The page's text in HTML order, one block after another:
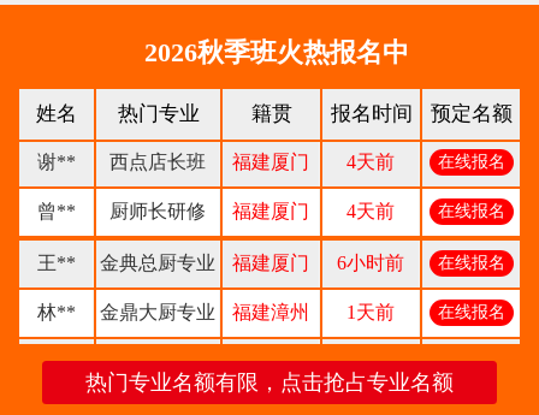
2026秋季班火热报名中
姓名 热门专业 籍贯 报名时间 预定名额
专业
福建三明 16小时前
陈** 大厨精英专业 福建福州 3天前 在线报名
谢** 西点店长班 福建厦门 4天前 在线报名
曾** 厨师长研修 福建厦门 4天前 在线报名
王** 金典总厨专业 福建厦门 6小时前 在线报名
林** 金鼎大厨专业 福建漳州 1天前 在线报名
张** 金领大厨专业 福建厦门 8小时前 在线报名
热门专业名额有限，点击抢占专业名额